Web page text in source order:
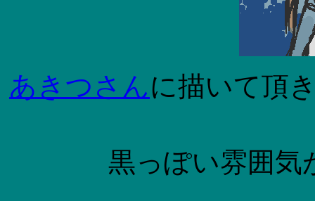
あきつさんに描いて頂
黒っぽい雰囲気